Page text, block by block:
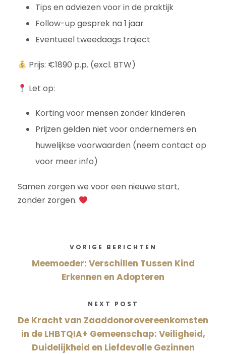
Tips en adviezen voor in de praktijk
Follow-up gesprek na 1 jaar
Eventueel tweedaags traject
Prijs: €1890 p.p. (excl. BTW)
Let op:
Korting voor mensen zonder kinderen
Prijzen gelden niet voor ondernemers en
huwelijkse voorwaarden (neem contact op
voor meer info)
Samen zorgen we voor een nieuwe start,
zonder zorgen.
VORIGE BERICHTEN
Meemoeder: Verschillen Tussen Kind
Erkennen en Adopteren
NEXT POST
De Kracht van Zaaddonorovereenkomsten
in de LHBTQIA+ Gemeenschap: Veiligheid,
Duidelijkheid en Liefdevolle Gezinnen